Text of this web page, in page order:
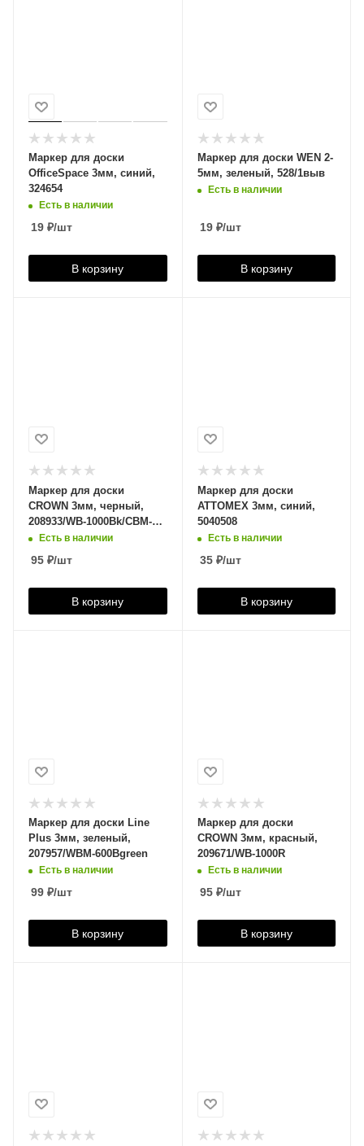
Маркер для доски
OfficeSpace 3мм, синий,
324654
Есть в наличии
19 ₽/шт
В корзину
Маркер для доски WEN 2-
5мм, зеленый, 528/1выв
Есть в наличии
19₽/шт
В корзину
Маркер для доски
CROWN 3мм, черный,
208933/WB-1000Bk/CBM-
1000/207884
Есть в наличии
95 ₽/шт
В корзину
Маркер для доски
ATTOMEX 3мм, синий,
5040508
Есть в наличии
35₽/шт
В корзину
Маркер для доски Line
Plus 3мм, зеленый,
207957/WBM-600Bgreen
Есть в наличии
99 ₽/шт
В корзину
Маркер для доски
CROWN 3мм, красный,
209671/WB-1000R
Есть в наличии
95₽/шт
В корзину